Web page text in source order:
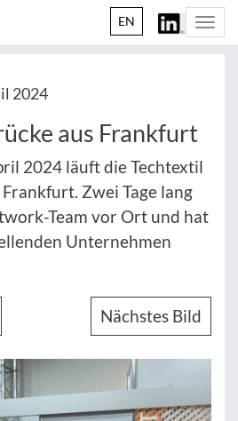
EN
2024
aus Frankfurt
2024 läuft die Techtextil
Zwei Tage lang
Team vor Ort und hat
Unternehmen
Nächstes Bild